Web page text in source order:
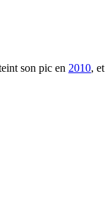
son pic en 2010,